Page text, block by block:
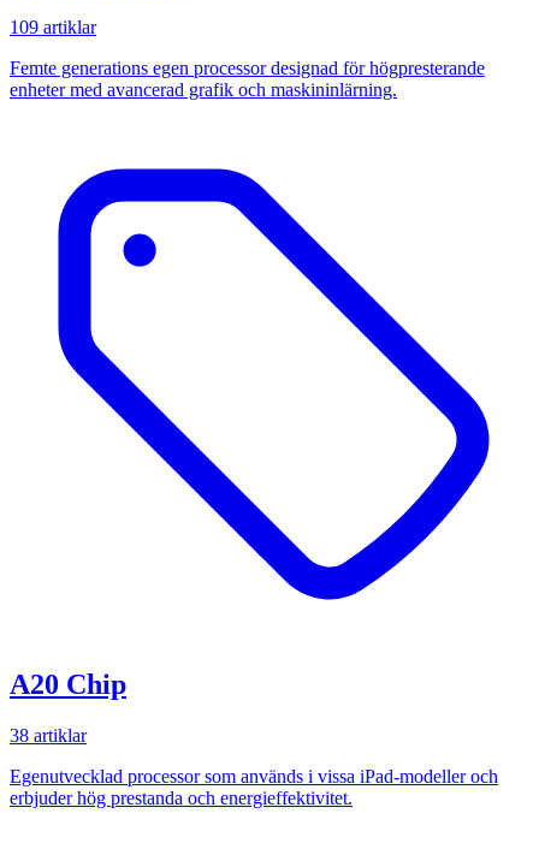
109 artiklar
Femte generations egen processor designad för högpresterande
enheter med avancerad grafik och maskininlärning.
A20 Chip
38 artiklar
Egenutvecklad processor som används i vissa iPad-modeller och
erbjuder hög prestanda och energieffektivitet.